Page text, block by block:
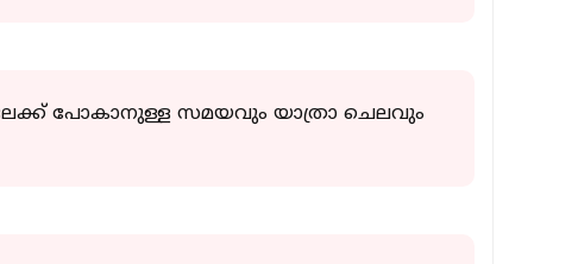
പോകാനുള്ള സമയവും യാത്രാ ചെലവും